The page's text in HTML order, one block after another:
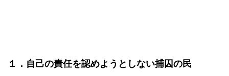
１．自己の責任を認めようとしない捕囚の民